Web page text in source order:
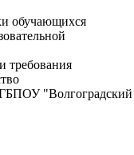
обучающихся
требования
"Волгоградский